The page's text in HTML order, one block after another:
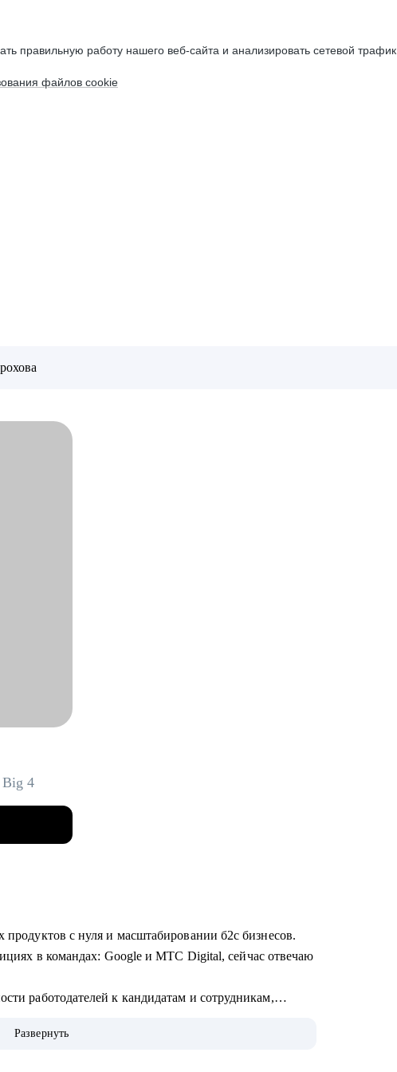
правильную работу нашего веб-сайта и анализировать сетевой трафик.
файлов cookie
Big 4
с нуля и масштабировании б2с бизнесов.
в командах: Google и МТС Digital, сейчас отвечаю
работодателей к кандидатам и сотрудникам,
знания в AI и ML.
Развернуть